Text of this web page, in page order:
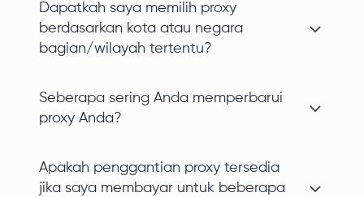
Dapatkah saya memilih proxy
berdasarkan kota atau negara
bagian/wilayah tertentu?
Seberapa sering Anda memperbarui
proxy Anda?
Apakah penggantian proxy tersedia
jika saya membayar untuk beberapa